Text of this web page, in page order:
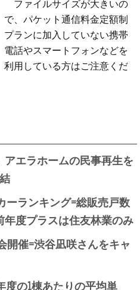
で、パケット通信料金定額制
プランに加入していない携帯
電話やスマートフォンなどを
利用している方はご注意くだ
エラホームの民事再生を
ーランキング=総販売戸数
度プラスは住友林業のみ
開催=渋谷凪咲さんをキャ
度の1棟あたりの平均単